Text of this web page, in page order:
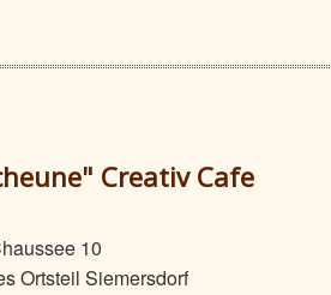
Creativ Cafe
10
Ortsteil Siemersdorf